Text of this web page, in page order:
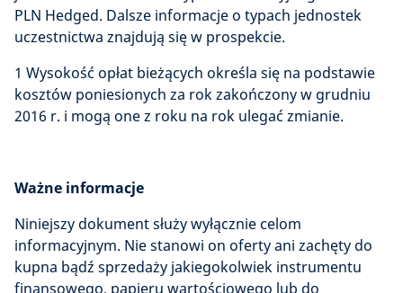
PLN Hedged. Dalsze informacje o typach jednostek
uczestnictwa znajdują się w prospekcie.
1 Wysokość opłat bieżących określa się na podstawie
kosztów poniesionych za rok zakończony w grudniu
2016 r. i mogą one z roku na rok ulegać zmianie.
Ważne informacje
Niniejszy dokument służy wyłącznie celom
informacyjnym. Nie stanowi on oferty ani zachęty do
kupna bądź sprzedaży jakiegokolwiek instrumentu
finansowego, papieru wartościowego lub do